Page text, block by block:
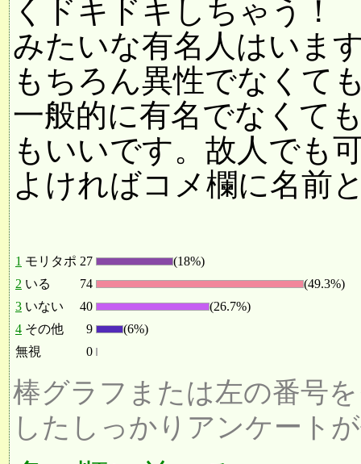
くドキドキしちゃう！
みたいな有名人はいま
もちろん異性でなくて
一般的に有名でなくて
もいいです。故人でも
よければコメ欄に名前
1 モリタポ 27
(18%)
2 いる 74
(49.3%)
3 いない 40
(26.7%)
4 その他 9
(6%)
無視
0
棒グラフまたは左の番号
したしっかりアンケート